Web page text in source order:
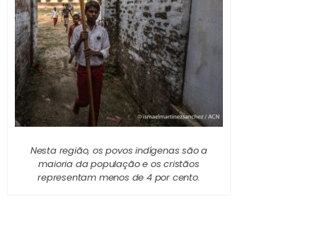
Nesta região, os povos indígenas são a
maioria da população e os cristãos
representam menos de 4 por cento.